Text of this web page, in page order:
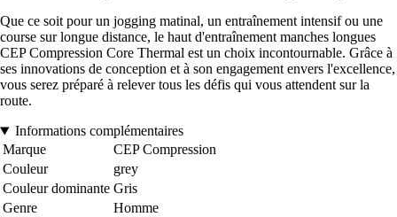
Que ce soit pour un jogging matinal, un entraînement intensif ou une
course sur longue distance, le haut d'entraînement manches longues
CEP Compression Core Thermal est un choix incontournable. Grâce à
ses innovations de conception et à son engagement envers l'excellence,
vous serez préparé à relever tous les défis qui vous attendent sur la
route.
Informations complémentaires
Marque
CEP Compression
Couleur
grey
Couleur dominante Gris
Genre
Homme